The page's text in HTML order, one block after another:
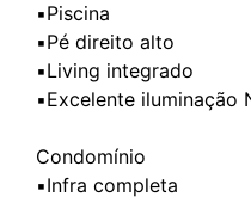
▪️Piscina
▪️Pé direito alto
▪️Living integrado
▪️Excelente iluminação
Condomínio
▪️Infra completa